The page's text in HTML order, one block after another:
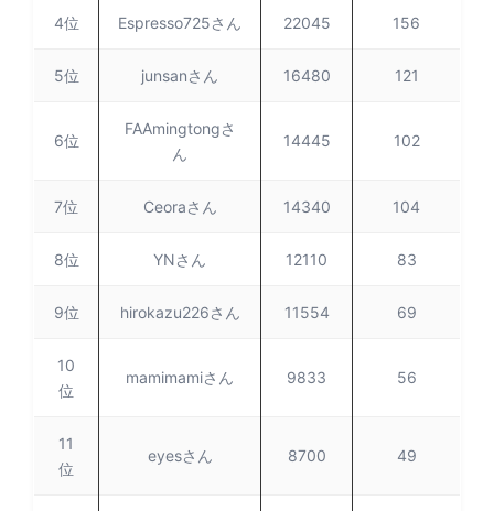
4位 Espresso725さん 22045 156
5位 junsanさん 16480 121
6位
FAAmingtongさ
ん
14445 102
7位 Ceoraさん 14340 104
8位 YNさん 12110 83
9位 hirokazu226さん 11554 69
10
位
mamimamiさん 9833 56
11
位
eyesさん 8700 49